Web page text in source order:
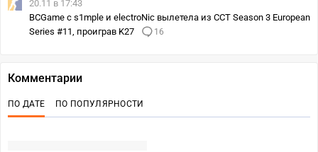
20.11 в 17:43
BCGame с s1mple и electroNic вылетела из CCT Season 3 European
Series #11, проиграв K27
16
Комментарии
ПО ДАТЕ ПО ПОПУЛЯРНОСТИ